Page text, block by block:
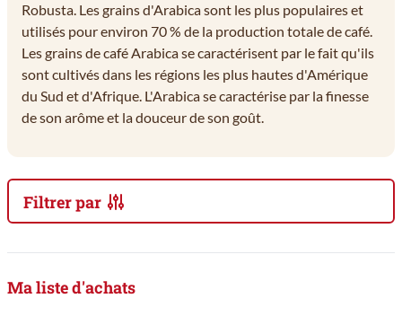
Robusta. Les grains d'Arabica sont les plus populaires et
utilisés pour environ 70 % de la production totale de café.
Les grains de café Arabica se caractérisent par le fait qu'ils
sont cultivés dans les régions les plus hautes d'Amérique
du Sud et d'Afrique. L'Arabica se caractérise par la finesse
de son arôme et la douceur de son goût.
Filtrer par
Passer à la liste des produits
Ma liste d'achats